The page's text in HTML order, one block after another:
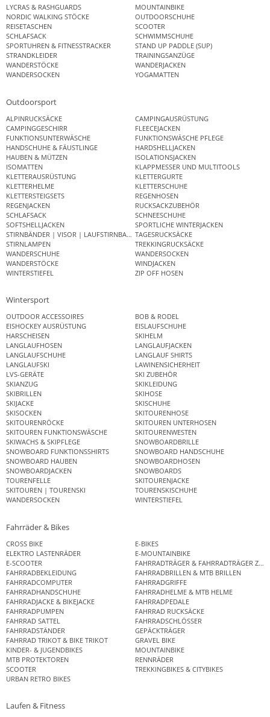
LYCRAS & RASHGUARDS
MOUNTAINBIKE
NORDIC WALKING STÖCKE
OUTDOORSCHUHE
REISETASCHEN
SCOOTER
SCHLAFSACK
SCHWIMMSCHUHE
SPORTUHREN & FITNESSTRACKER
STAND UP PADDLE (SUP)
STRANDKLEIDER
TRAININGSANZÜGE
WANDERSTÖCKE
WANDERJACKEN
WANDERSOCKEN
YOGAMATTEN
Outdoorsport
ALPINRUCKSÄCKE
CAMPINGAUSRÜSTUNG
CAMPINGGESCHIRR
FLEECEJACKEN
FUNKTIONSUNTERWÄSCHE
FUNKTIONSWÄSCHE PFLEGE
HANDSCHUHE & FÄUSTLINGE
HARDSHELLJACKEN
HAUBEN & MÜTZEN
ISOLATIONSJACKEN
ISOMATTEN
KLAPPMESSER UND MULTITOOLS
KLETTERAUSRÜSTUNG
KLETTERGURTE
KLETTERHELME
KLETTERSCHUHE
KLETTERSTEIGSETS
REGENHOSEN
REGENJACKEN
RUCKSACKZUBEHÖR
SCHLAFSACK
SCHNEESCHUHE
SOFTSHELLJACKEN
SPORTLICHE WINTERJACKEN
STIRNBÄNDER | VISOR | LAUFSTIRNBANDTAGESRUCKSÄCKE
STIRNLAMPEN
TREKKINGRUCKSÄCKE
WANDERSCHUHE
WANDERSOCKEN
WANDERSTÖCKE
WINDJACKEN
WINTERSTIEFEL
ZIP OFF HOSEN
Wintersport
OUTDOOR ACCESSOIRES
BOB & RODEL
EISHOCKEY AUSRÜSTUNG
EISLAUFSCHUHE
HARSCHEISEN
SKIHELM
LANGLAUFHOSEN
LANGLAUFJACKEN
LANGLAUFSCHUHE
LANGLAUF SHIRTS
LANGLAUFSKI
LAWINENSICHERHEIT
LVS-GERÄTE
SKI ZUBEHÖR
SKIANZUG
SKIKLEIDUNG
SKIBRILLEN
SKIHOSE
SKIJACKE
SKISCHUHE
SKISOCKEN
SKITOURENHOSE
SKITOURENRÖCKE
SKITOUREN UNTERHOSEN
SKITOUREN FUNKTIONSWÄSCHE
SKITOURENWESTEN
SKIWACHS & SKIPFLEGE
SNOWBOARDBRILLE
SNOWBOARD FUNKTIONSSHIRTS
SNOWBOARD HANDSCHUHE
SNOWBOARD HAUBEN
SNOWBOARDHOSEN
SNOWBOARDJACKEN
SNOWBOARDS
TOURENFELLE
SKITOURENJACKE
SKITOUREN | TOURENSKI
TOURENSKISCHUHE
WANDERSOCKEN
WINTERSTIEFEL
Fahrräder & Bikes
CROSS BIKE
E-BIKES
ELEKTRO LASTENRÄDER
E-MOUNTAINBIKE
E-SCOOTER
FAHRRADTRÄGER & FAHRRADTRÄGER
FAHRRADBEKLEIDUNG
FAHRRADBRILLEN & MTB BRILLEN
FAHRRADCOMPUTER
FAHRRADGRIFFE
FAHRRADHANDSCHUHE
FAHRRADHELME & MTB HELME
FAHRRADJACKE & BIKEJACKE
FAHRRADPEDALE
FAHRRADPUMPEN
FAHRRAD RUCKSÄCKE
FAHRRAD SATTEL
FAHRRADSCHLÖSSER
FAHRRADSTÄNDER
GEPÄCKTRÄGER
FAHRRAD TRIKOT & BIKE TRIKOT
GRAVEL BIKE
KINDER- & JUGENDBIKES
MOUNTAINBIKE
MTB PROTEKTOREN
RENNRÄDER
SCOOTER
TREKKINGBIKES & CITYBIKES
URBAN RETRO BIKES
Laufen & Fitness